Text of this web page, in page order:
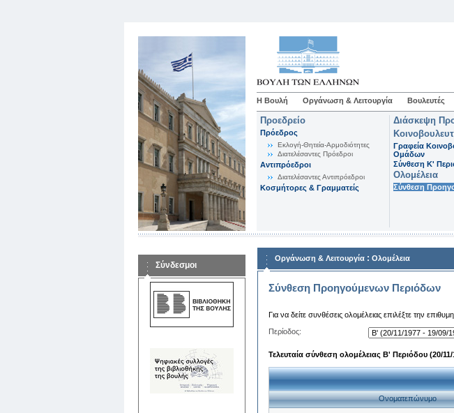
Η Βουλή Οργάνωση & Λειτουργία Βουλευτές
Προεδρείο
Πρόεδρος
Εκλογή-Θητεία-Αρμοδιότητες
Διατελέσαντες Πρόεδροι
Αντιπρόεδροι
Διατελέσαντες Αντιπρόεδροι
Κοσμήτορες & Γραμματείς
Διάσκεψη
Γραφεία
Ομάδων
Σύνθεση K'
Ολομέλεια
Σύνθεση
Σύνδεσμοι
Οργάνωση & Λειτουργία : Ολομέλεια
Σύνθεση Προηγούμενων Περιόδων
Για να δείτε συνθέσεις ολομέλειας επιλέξτε την
Περίοδος:
Τελευταία σύνθεση ολομέλειας Β' Περιόδου (20/
Ονοματεπώνυμο